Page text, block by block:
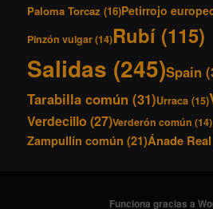
Paloma Torcaz (16)Petirrojo
Pinzón vulgar(14)Rubí (115)
Salidas (245)Spain
Tarabilla común (31)Urraca (15)
Verdecillo (27)Verderón común (14)
Zampullín común (21)Ánade Real
Funciona gracias a